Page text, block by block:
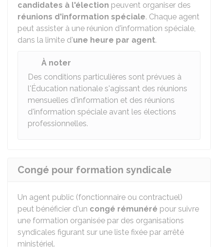
candidates à l'élection peuvent organiser des
réunions d'information spéciale. Chaque agent
peut assister à une réunion d'information spéciale,
dans la limite d'une heure par agent.
À noter
Des conditions particulières sont prévues à
l'Éducation nationale s'agissant des réunions
mensuelles d'information et des réunions
d'information spéciale avant les élections
professionnelles.
Congé pour formation syndicale
Un agent public (fonctionnaire ou contractuel)
peut bénéficier d'un congé rémunéré pour suivre
une formation organisée par des organisations
syndicales figurant sur une liste fixée par arrêté
ministériel.